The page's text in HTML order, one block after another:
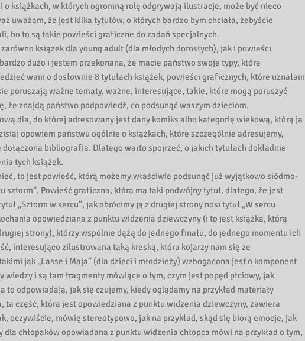
książkach, w których ogromną rolę odgrywają ilustracje, może być nieco
uważam, że jest kilka tytułów, o których bardzo bym chciała, żebyście
bo to są takie powieści graficzne do zadań specjalnych.
książek dla young adult (dla młodych dorosłych), jak i powieści
dużo i jestem przekonana, że macie państwo swoje typy, które
wam o dosłownie 8 tytułach książek, powieści graficznych, które uznałam
poruszają ważne tematy, ważne, interesujące, takie, które mogą poruszyć
że znajdą państwo podpowiedź, co podsunąć waszym dzieciom.
dla, do której adresowany jest dany komiks albo kategorię wiekową, którą ja
opowiem państwu ogólnie o książkach, które szczególnie adresujemy,
bibliografia. Dlatego warto spojrzeć, o jakich tytułach dokładnie
tych książek.
to jest powieść, którą możemy właściwie podsunąć już wyjątkowo siódmo-
sztorm”. Powieść graficzna, która ma taki podwójny tytuł, dlatego, że jest
„Sztorm w sercu”, jak obrócimy ją z drugiej strony nosi tytuł „W sercu
opowiedziana z punktu widzenia dziewczyny (i to jest książka, którą
strony), którzy wspólnie dążą do jednego finału, do jednego momentu ich
interesująco zilustrowana taką kreską, która kojarzy nam się ze
jak „Lasse i Maja” (dla dzieci i młodzieży) wzbogacona jest o komponent
i są tam fragmenty mówiące o tym, czym jest popęd płciowy, jak
to odpowiadają, jak się czujemy, kiedy oglądamy na przykład materiały
ta część, która jest opowiedziana z punktu widzenia dziewczyny, zawiera
oczywiście, mówię stereotypowo, jak na przykład, skąd się biorą emocje, jak
chłopaków opowiadana z punktu widzenia chłopca mówi na przykład o tym,